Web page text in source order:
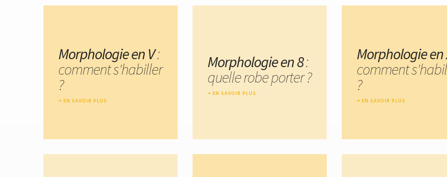
Morphologie en V:
comment s'habiller
?
EN SAVOIR PLUS
Morphologie en 8:
quelle robe porter ?
EN SAVOIR PLUS
Morphologie en
comment
?
EN SAVOIR PLUS